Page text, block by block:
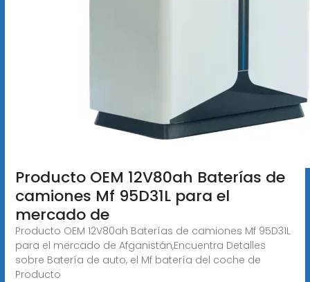
Producto OEM 12V80ah Baterías de
camiones Mf 95D31L para el
mercado de
Producto OEM 12V80ah Baterías de camiones Mf 95D31L
para el mercado de Afganistán,Encuentra Detalles
sobre Batería de auto, el Mf batería del coche de
Producto